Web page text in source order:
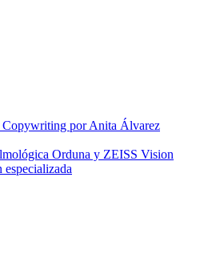
por Anita Álvarez
Orduna y ZEISS Vision
especializada